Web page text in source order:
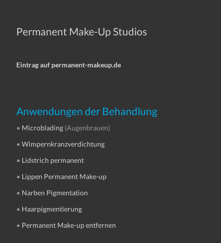
Permanent Make-Up Studios
Eintrag auf permanent-makeup.de
Anwendungen der Behandlung
• Microblading (Augenbrauen)
•Wimpernkranzverdichtung
• Lidstrich permanent
• Lippen Permanent Make-up
• Narben Pigmentation
• Haarpigmentierung
• Permanent Make-up entfernen